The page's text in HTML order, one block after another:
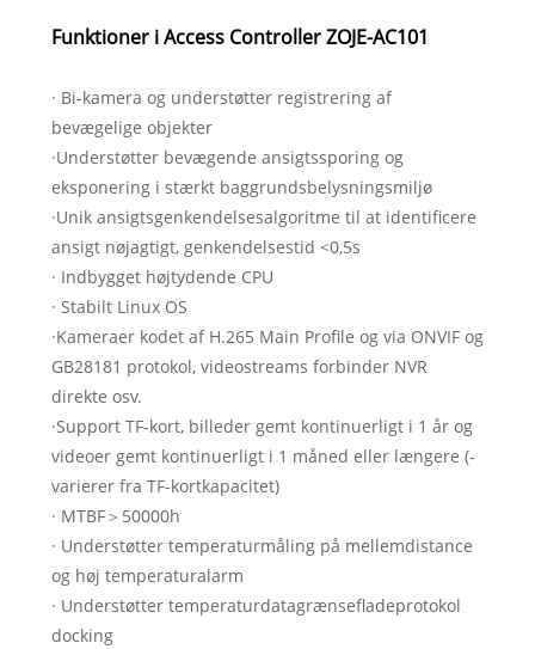
Funktioner i Access Controller ZOJE-AC101
· Bi-kamera og understøtter registrering af
bevægelige objekter
·Understøtter bevægende ansigtssporing og
eksponering i stærkt baggrundsbelysningsmiljø
·Unik ansigtsgenkendelsesalgoritme til at identificere
ansigt nøjagtigt, genkendelsestid <0,5s
· Indbygget højtydende CPU
· Stabilt Linux OS
·Kameraer kodet af H.265 Main Profile og via ONVIF og
GB28181 protokol, videostreams forbinder NVR
direkte osv.
·Support TF-kort, billeder gemt kontinuerligt i 1 år og
videoer gemt kontinuerligt i 1 måned eller længere (-
varierer fra TF-kortkapacitet)
· MTBF＞50000h
· Understøtter temperaturmåling på mellemdistance
og høj temperaturalarm
· Understøtter temperaturdatagrænsefladeprotokol
docking